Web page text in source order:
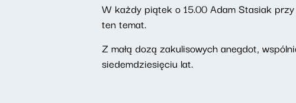
W każdy piątek o 15.00 Adam Stasiak
ten temat.
Z małą dozą zakulisowych anegdot,
siedemdziesięciu lat.